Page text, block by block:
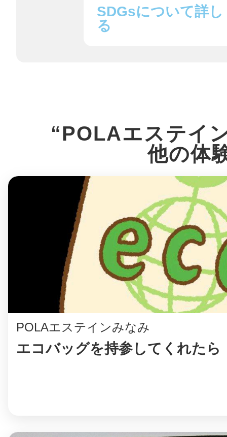
SDGsについて詳し
る
“POLAエステイ
他の体
POLAエステインみなみ
エコバッグを持参してくれたら
滋賀県
まちのコイン
お知らせ
ヘルプ
お問い合わせ